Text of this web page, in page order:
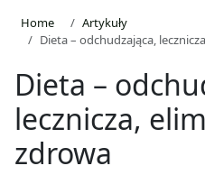
Home
Artykuły
Dieta – odchudzająca,
Dieta –
lecznicza,
zdrowa